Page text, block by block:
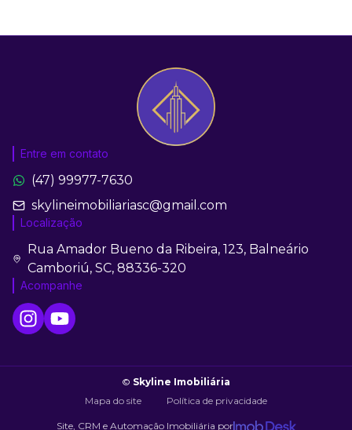
Entre em contato
(47) 99977-7630
skylineimobiliariasc@gmail.com
Localização
Rua Amador Bueno da Ribeira, 123, Balneário
Camboriú, SC, 88336-320
Acompanhe
© Skyline Imobiliária
Mapa do site
Política de privacidade
Site, CRM e Automação Imobiliária por